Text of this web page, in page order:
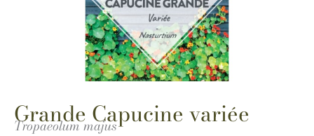
Grande Capucine variée
Tropaeolum majus